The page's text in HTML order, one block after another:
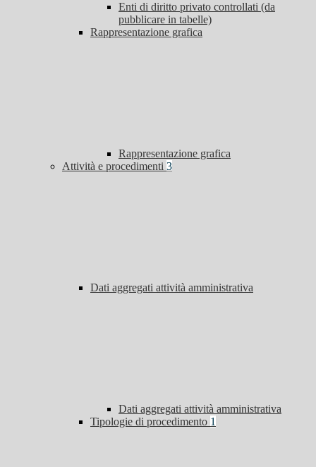
Enti di diritto privato controllati (da
pubblicare in tabelle)
Rappresentazione grafica
Rappresentazione grafica
Attività e procedimenti 3
Dati aggregati attività amministrativa
Dati aggregati attività amministrativa
Tipologie di procedimento 1